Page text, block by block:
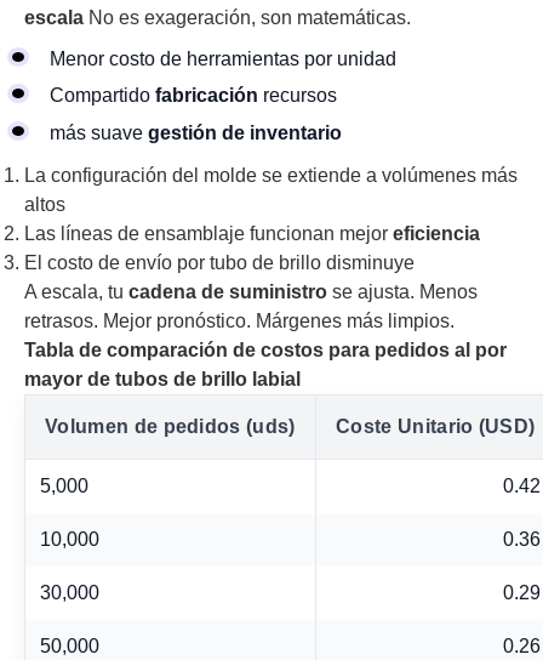
escala No es exageración, son matemáticas.
Menor costo de herramientas por unidad
Compartido fabricación recursos
más suave gestión de inventario
La configuración del molde se extiende a volúmenes más
altos
Las líneas de ensamblaje funcionan mejor eficiencia
El costo de envío por tubo de brillo disminuye
A escala, tu cadena de suministro se ajusta. Menos
retrasos. Mejor pronóstico. Márgenes más limpios.
Tabla de comparación de costos para pedidos al por
mayor de tubos de brillo labial
Volumen de pedidos (uds) Coste Unitario (USD)
5,000 0.42
10,000 0.36
30,000 0.29
50,000 0.26